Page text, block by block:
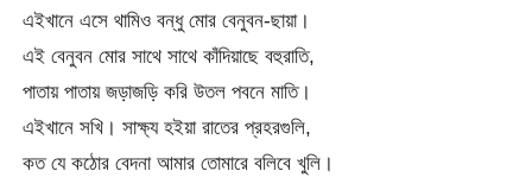
এইখানে এসে থামিও বন্ধু মোর বেনুবন-ছায়া।
এই বেনুবন মোর সাথে সাথে কাঁদিয়াছে বহুরাতি,
পাতায় পাতায় জড়াজড়ি করি উতল পবনে মাতি।
এইখানে সখি। সাক্ষ্য হইয়া রাতের প্রহরগুলি,
কত যে কঠোর বেদনা আমার তোমারে বলিবে খুলি।